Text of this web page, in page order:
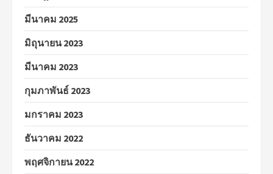
มีนาคม 2025
มิถุนายน 2023
มีนาคม 2023
กุมภาพันธ์ 2023
มกราคม 2023
ธันวาคม 2022
พฤศจิกายน 2022